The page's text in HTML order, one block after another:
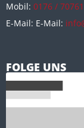
Mobil: 0176 /
E-Mail: E-Mail:
FOLGE UNS